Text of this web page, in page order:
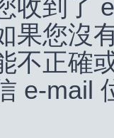
收到了
果您沒
不正確
e-mail